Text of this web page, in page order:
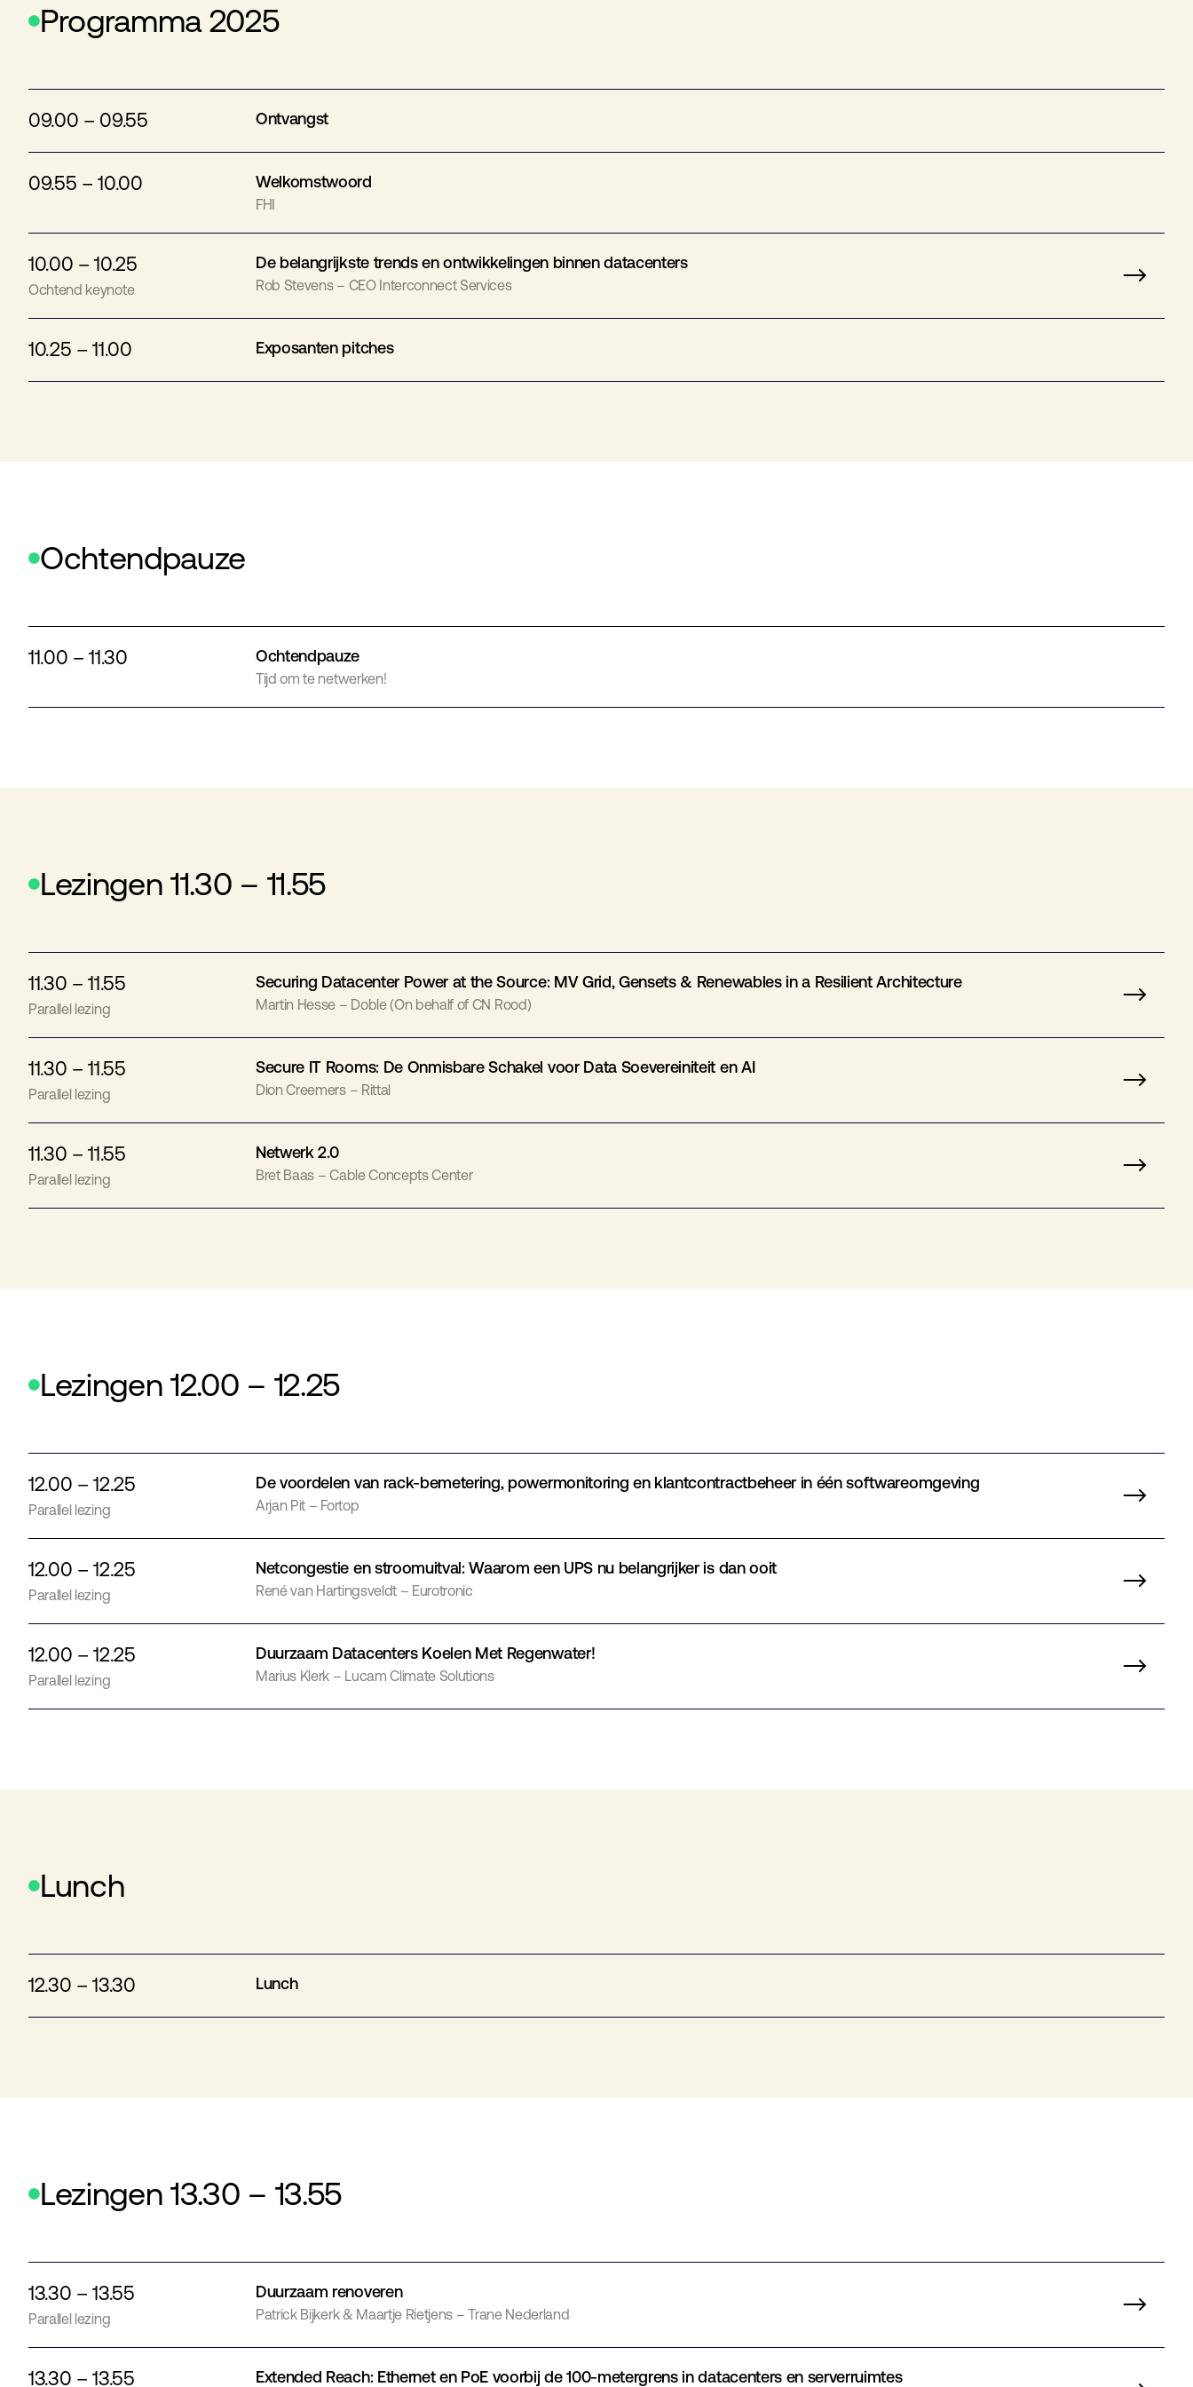
Programma 2025
09.00 – 09.55 Ontvangst
09.55 – 10.00 Welkomstwoord
FHI
10.00 – 10.25
Ochtend keynote
De belangrijkste trends en ontwikkelingen binnen datacenters
Rob Stevens – CEO Interconnect Services
10.25 – 11.00 Exposanten pitches
Ochtendpauze
11.00 – 11.30 Ochtendpauze
Tijd om te netwerken!
Lezingen 11.30 – 11.55
11.30 – 11.55
Parallel lezing
Securing Datacenter Power at the Source: MV Grid, Gensets & Renewables in a Resilient Architecture
Martin Hesse – Doble (On behalf of CN Rood)
11.30 – 11.55
Parallel lezing
Secure IT Rooms: De Onmisbare Schakel voor Data Soevereiniteit en AI
Dion Creemers – Rittal
11.30 – 11.55
Parallel lezing
Netwerk 2.0
Bret Baas – Cable Concepts Center
Lezingen 12.00 – 12.25
12.00 – 12.25
Parallel lezing
De voordelen van rack-bemetering, powermonitoring en klantcontractbeheer in één softwareomgeving
Arjan Pit – Fortop
12.00 – 12.25
Parallel lezing
Netcongestie en stroomuitval: Waarom een UPS nu belangrijker is dan ooit
René van Hartingsveldt – Eurotronic
12.00 – 12.25
Parallel lezing
Duurzaam Datacenters Koelen Met Regenwater!
Marius Klerk – Lucam Climate Solutions
Lunch
12.30 – 13.30 Lunch
Lezingen 13.30 – 13.55
13.30 – 13.55
Parallel lezing
Duurzaam renoveren
Patrick Bijkerk & Maartje Rietjens – Trane Nederland
13.30 – 13.55 Extended Reach: Ethernet en PoE voorbij de 100-metergrens in datacenters en serverruimtes